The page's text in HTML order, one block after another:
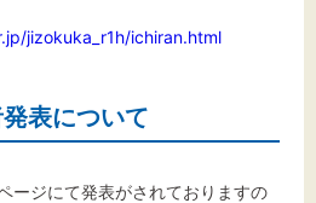
jizokuka_r1h/ichiran.html
表について
ージにて発表がされておりますの